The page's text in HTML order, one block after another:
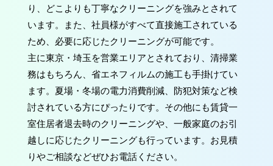
り、どこよりも丁寧なクリーニングを強みとされて
います。また、社員様がすべて直接施工されている
ため、必要に応じたクリーニングが可能です。
主に東京・埼玉を営業エリアとされており、清掃業
務はもちろん、省エネフィルムの施工も手掛けてい
ます。夏場・冬場の電力消費削減、防犯対策など検
討されている方にぴったりです。その他にも賃貸一
室住居者退去時のクリーニングや、一般家庭のお引
越しに応じたクリーニングも行っています。お見積
りやご相談などぜひお電話ください。